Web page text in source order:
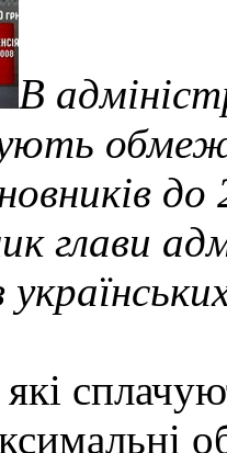
В
до
глави